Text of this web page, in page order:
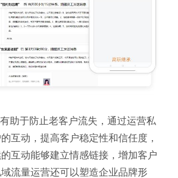
助于防止老客户流失，通过运营私
互动，提高客户稳定性和信任度，
互动能够建立情感链接，增加客户
流量运营还可以塑造企业品牌形